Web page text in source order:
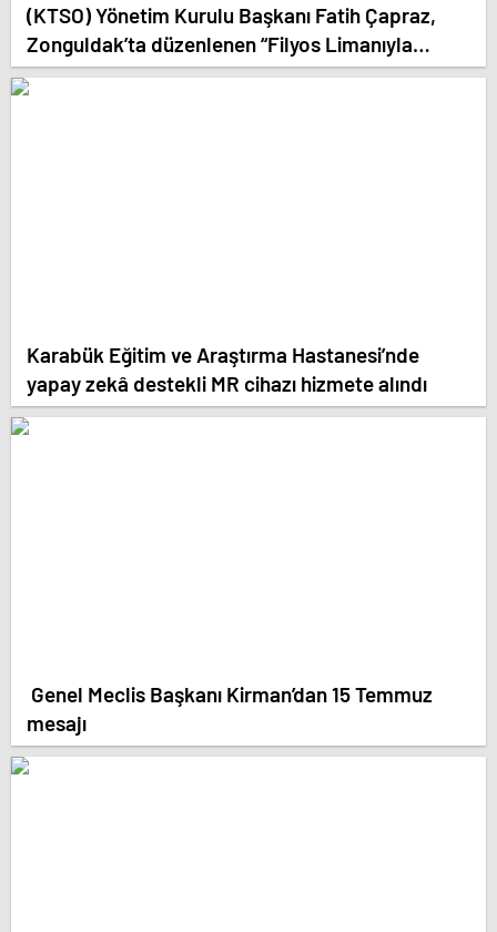
(KTSO) Yönetim Kurulu Başkanı Fatih Çapraz,
Zonguldak’ta düzenlenen “Filyos Limanıyla
Lojistikte Yeni Ufuklar Sempozyumu”na katıldı.
Karabük Eğitim ve Araştırma Hastanesi’nde
yapay zekâ destekli MR cihazı hizmete alındı
Genel Meclis Başkanı Kirman’dan 15 Temmuz
mesajı